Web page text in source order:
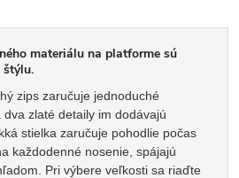
materiálu na platforme sú
štýlu.
zips zaručuje jednoduché
zlaté detaily im dodávajú
stielka zaručuje pohodlie počas
každodenné nosenie, spájajú
Pri výbere veľkosti sa riaďte